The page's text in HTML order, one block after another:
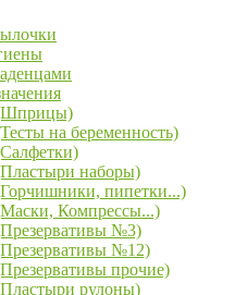
(Шприцы)
на беременность)
наборы)
пипетки...)
Компрессы...)
№3)
№12)
прочие)
рулоны)